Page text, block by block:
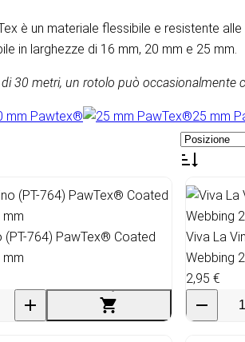
è un materiale flessibile e resistente
in larghezze di 16 mm, 20 mm e 25 mm.
30 metri, un rotolo può
mm Pawtex® 25 mm
(PT-764) PawTex® Coated
Viva La
Webbing
2,95 €